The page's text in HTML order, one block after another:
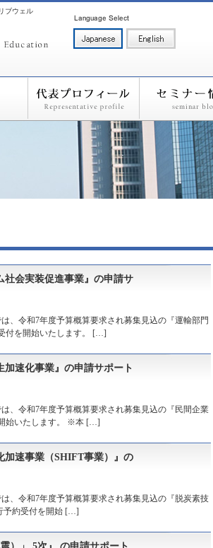
ブウェル
社会実装促進事業』の申請サ
、令和7年度予算概算要求され募集見込の『運輸部門
付を開始いたします。 […]
速化事業』の申請サポート
、令和7年度予算概算要求され募集見込の『民間企業
始いたします。 ※本 […]
加速事業（SHIFT事業）』の
、令和7年度予算概算要求され募集見込の『脱炭素技
予約受付を開始 […]